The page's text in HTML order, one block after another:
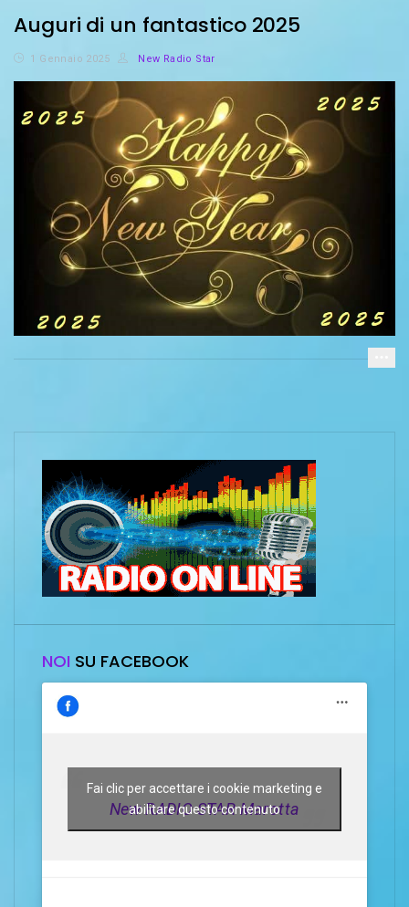
Auguri di un fantastico 2025
1 Gennaio 2025 New Radio Star
NOI SU FACEBOOK
New RADIO STAR Marotta
Fai clic per accettare i cookie marketing e
abilitare questo contenuto